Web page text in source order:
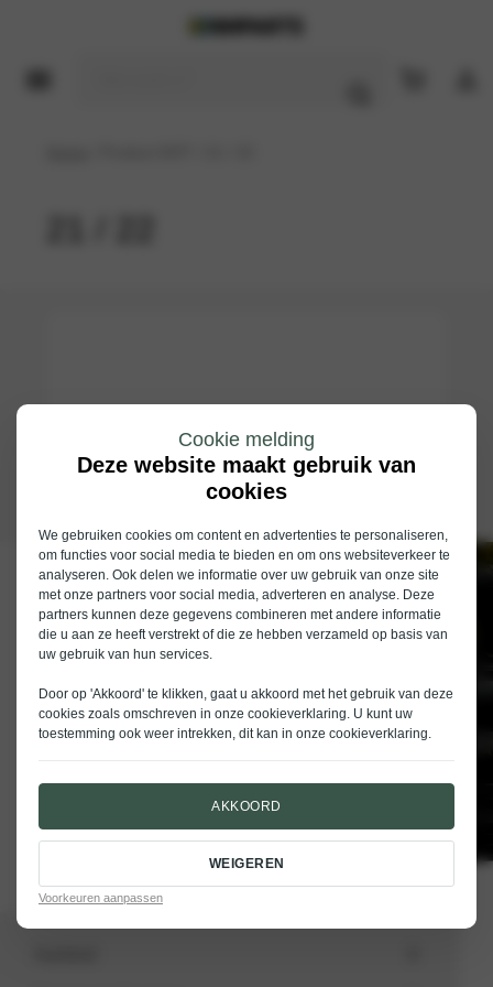
Cookie melding
Deze website maakt gebruik van
cookies
We gebruiken cookies om content en advertenties te personaliseren,
om functies voor social media te bieden en om ons websiteverkeer te
analyseren. Ook delen we informatie over uw gebruik van onze site
met onze partners voor social media, adverteren en analyse. Deze
partners kunnen deze gegevens combineren met andere informatie
die u aan ze heeft verstrekt of die ze hebben verzameld op basis van
uw gebruik van hun services.
Door op 'Akkoord' te klikken, gaat u akkoord met het gebruik van deze
cookies zoals omschreven in onze cookieverklaring. U kunt uw
toestemming ook weer intrekken, dit kan in onze cookieverklaring.
AKKOORD
WEIGEREN
Voorkeuren aanpassen
Schrijf je in voor de nieuwsbrief van
Nieuwenhuijse
E-mailadres
VERSTUREN